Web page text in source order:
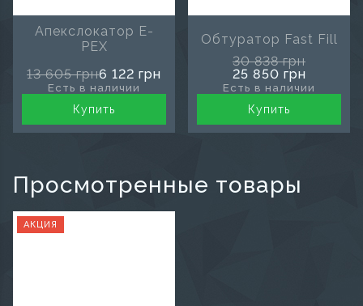
Апекслокатор E-
PEX
13 605 грн6 122 грн
Есть в наличии
Купить
Обтуратор Fast Fill
30 838 грн
25 850 грн
Есть в наличии
Купить
Просмотренные товары
АКЦИЯ